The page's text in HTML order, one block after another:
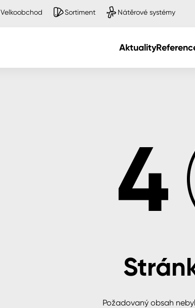
Velkoobchod Sortiment Nátěrové systémy
Aktuality
Ředidla, tužidla, čističe, technické
Požadovaný obsah